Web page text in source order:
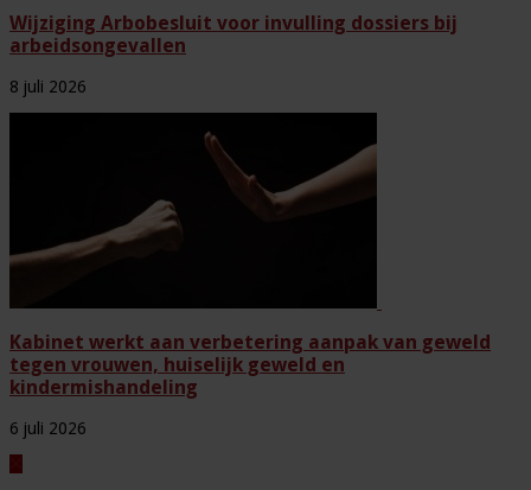
Wijziging Arbobesluit voor invulling dossiers bij
arbeidsongevallen
8 juli 2026
Kabinet werkt aan verbetering aanpak van geweld
tegen vrouwen, huiselijk geweld en
kindermishandeling
6 juli 2026